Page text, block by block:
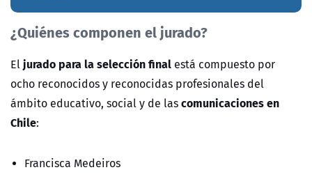
¿Quiénes componen el jurado?
Eljurado para la selección final está compuesto por
ocho reconocidos y reconocidas profesionales del
ámbito educativo, social y de lascomunicaciones en
Chile:
Francisca Medeiros